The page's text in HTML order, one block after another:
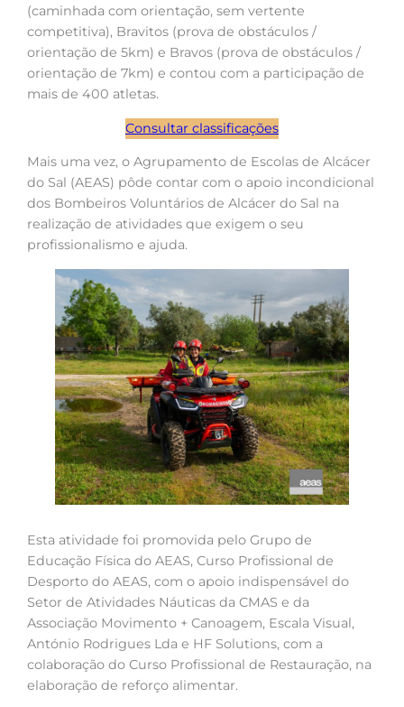
(caminhada com orientação, sem vertente
competitiva), Bravitos (prova de obstáculos /
orientação de 5km) e Bravos (prova de obstáculos /
orientação de 7km) e contou com a participação de
mais de 400 atletas.
Consultar classificações
Mais uma vez, o Agrupamento de Escolas de Alcácer
do Sal (AEAS) pôde contar com o apoio incondicional
dos Bombeiros Voluntários de Alcácer do Sal na
realização de atividades que exigem o seu
profissionalismo e ajuda.
Esta atividade foi promovida pelo Grupo de
Educação Física do AEAS, Curso Profissional de
Desporto do AEAS, com o apoio indispensável do
Setor de Atividades Náuticas da CMAS e da
Associação Movimento + Canoagem, Escala Visual,
António Rodrigues Lda e HF Solutions, com a
colaboração do Curso Profissional de Restauração, na
elaboração de reforço alimentar.